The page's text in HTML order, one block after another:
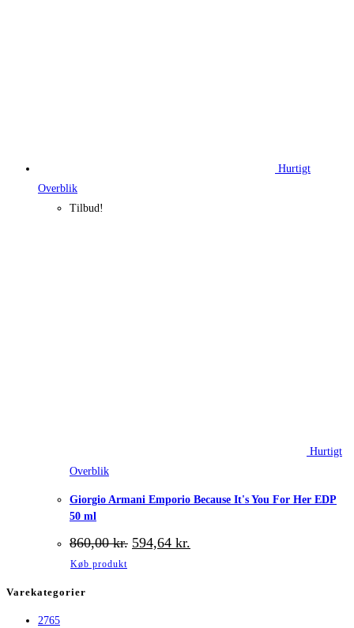
Hurtigt
Overblik
Tilbud!
Hurtigt
Overblik
Giorgio Armani Emporio Because It's You For Her EDP
50 ml
860,00kr. Den
oprindelige
594,64 kr.
aktuelle
Køb produkt
Varekategorier
2765